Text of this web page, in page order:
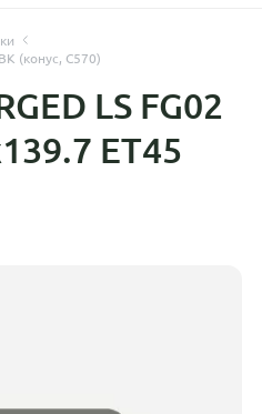
(конус, C570)
LS FG02
ET45